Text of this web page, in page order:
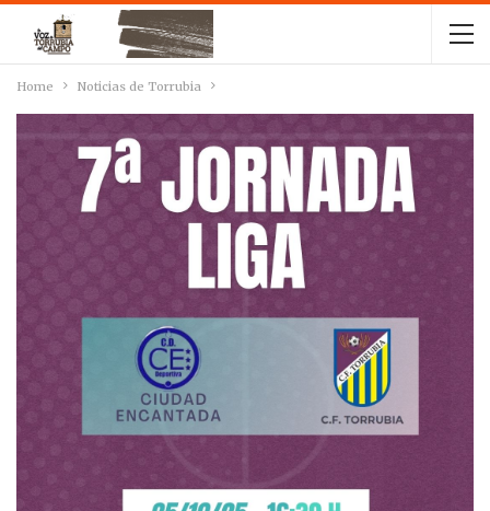
Home Noticias de Torrubia